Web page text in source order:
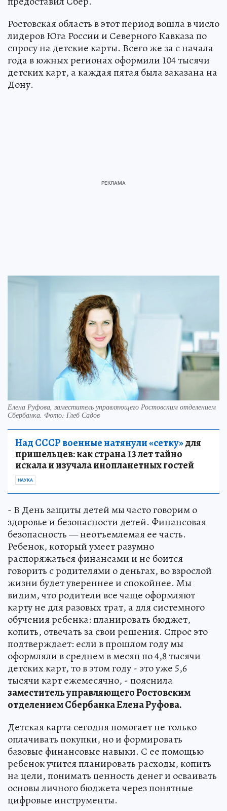
Ростовская область в этот период вошла в число
лидеров Юга России и Северного Кавказа по
спросу на детские карты. Всего же за с начала
года в южных регионах оформили 104 тысячи
детских карт, а каждая пятая была заказана на
Дону.
Елена Руфова, заместитель управляющего Ростовским отделением
Сбербанка. Фото: Глеб Садов
Над СССР военные натянули «сетку»для
пришельцев: как страна 13 лет тайно
искала и изучала инопланетных гостей
НАУКА
- В День защиты детей мы часто говорим о
здоровье и безопасности детей. Финансовая
безопасность — неотъемлемая ее часть.
Ребенок, который умеет разумно
распоряжаться финансами и не боится
говорить с родителями о деньгах, во взрослой
жизни будет увереннее и спокойнее. Мы
видим, что родители все чаще оформляют
карту не для разовых трат, а для системного
обучения ребенка: планировать бюджет,
копить, отвечать за свои решения. Спрос это
подтверждает: если в прошлом году мы
оформляли в среднем в месяц по 4,8 тысячи
детских карт, то в этом году - это уже 5,6
тысячи карт ежемесячно, - пояснила
заместитель управляющего Ростовским
отделением Сбербанка Елена Руфова.
Детская карта сегодня помогает не только
оплачивать покупки, но и формировать
базовые финансовые навыки. С ее помощью
ребенок учится планировать расходы, копить
на цели, понимать ценность денег и осваивать
основы личного бюджета через понятные
цифровые инструменты.